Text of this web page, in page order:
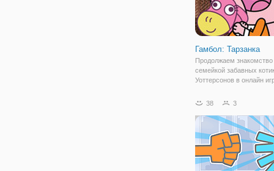
Гамбол: Тарзанка
Продолжаем знакомство
семейкой забавных
Уоттерсонов в онлайн
поближе узнаете про
которая, как и ее брат,
оказывается в
38 3